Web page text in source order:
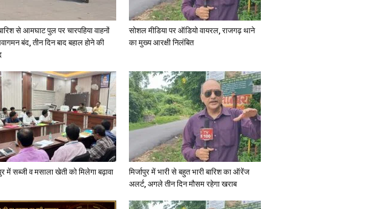
से आमघाट पुल पर चारपहिया वाहनों
बंद, तीन दिन बाद बहाल होने की
सोशल मीडिया पर ऑडियो वायरल, राजगढ़ थाने
का मुख्य आरक्षी निलंबित
में सब्जी व मसाला खेती को मिलेगा बढ़ावा
मिर्जापुर में भारी से बहुत भारी बारिश का ऑरेंज
अलर्ट, अगले तीन दिन मौसम रहेगा खराब